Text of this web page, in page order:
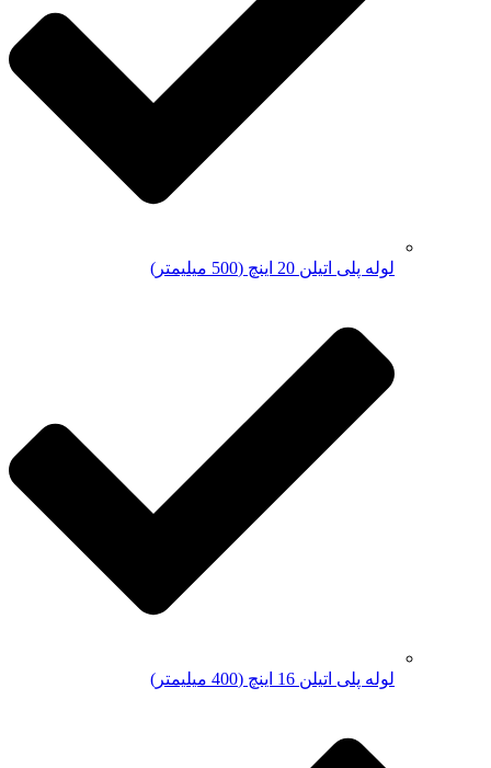
لوله پلی اتیلن 20 اینچ (500 میلیمتر)
لوله پلی اتیلن 16 اینچ (400 میلیمتر)